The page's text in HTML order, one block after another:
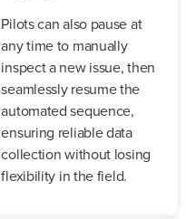
Pilots can also pause at
any time to manually
inspect a new issue, then
seamlessly resume the
automated sequence,
ensuring reliable data
collection without losing
flexibility in the field.